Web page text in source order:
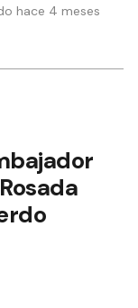
hace 4 meses